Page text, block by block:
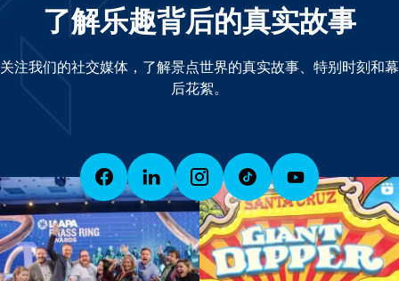
了解乐趣背后的真实故事
关注我们的社交媒体，了解景点世界的真实故事、特别时刻和幕
后花絮。